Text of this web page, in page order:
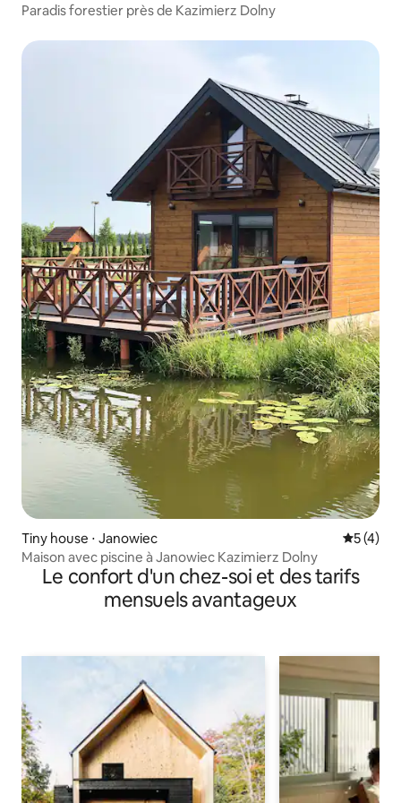
Paradis forestier près de Kazimierz Dolny
Tiny house ⋅ Janowiec
5 (4)
Maison avec piscine à Janowiec Kazimierz Dolny
Le confort d'un chez-soi et des tarifs
mensuels avantageux